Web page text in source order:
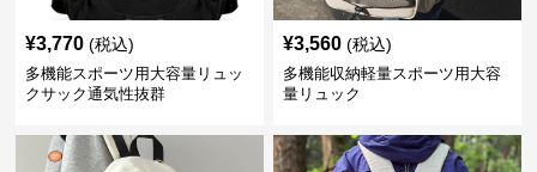
¥3,770 (税込)
多機能スポーツ用大容量リュッ
クサック通気性抜群
¥3,560 (税込)
多機能収納軽量スポーツ用大容
量リュック